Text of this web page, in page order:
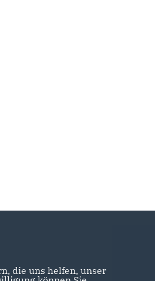
die uns helfen, unser